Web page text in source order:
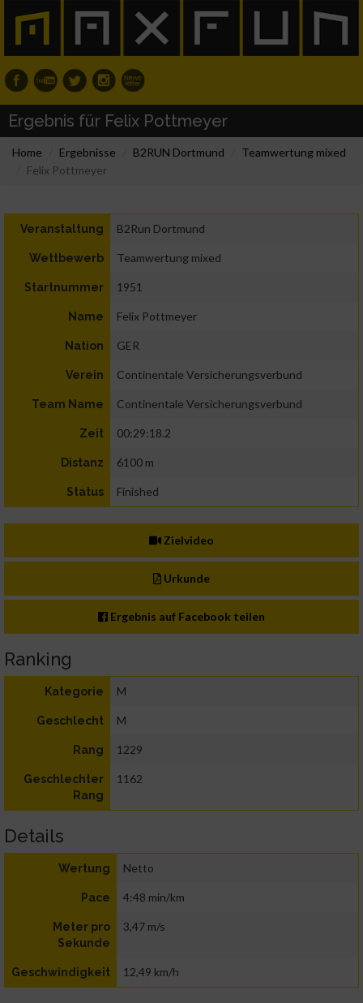
Ergebnis für Felix Pottmeyer
Home Ergebnisse B2RUN Dortmund
Teamwertung mixed
Felix Pottmeyer
Veranstaltung B2Run Dortmund
Wettbewerb Teamwertung mixed
Startnummer 1951
Name Felix Pottmeyer
Nation GER
Verein Continentale Versicherungsverbund
Team Name Continentale Versicherungsverbund
Zeit 00:29:18.2
Distanz 6100 m
Status Finished
Zielvideo
Urkunde
Ergebnis auf Facebook teilen
Ranking
Kategorie M
Geschlecht M
Rang 1229
Geschlechter
Rang
1162
Details
Wertung Netto
Pace 4:48 min/km
Meter pro
Sekunde
3,47 m/s
Geschwindigkeit 12,49 km/h